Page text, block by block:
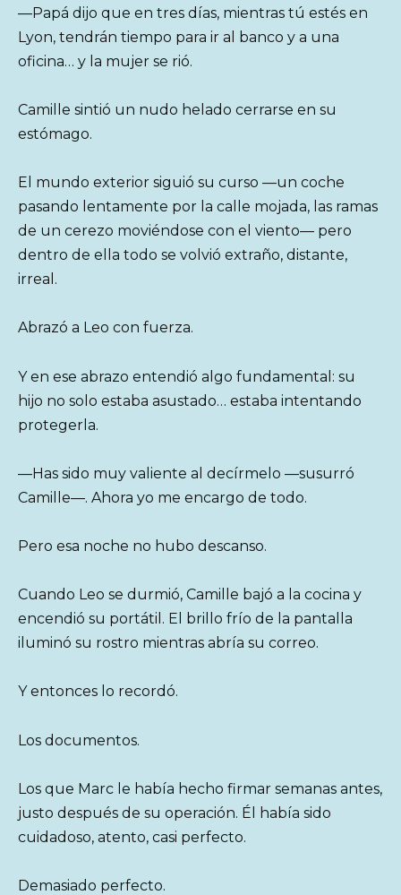
—Papá dijo que en tres días, mientras tú estés en
Lyon, tendrán tiempo para ir al banco y a una
oficina… y la mujer se rió.
Camille sintió un nudo helado cerrarse en su
estómago.
El mundo exterior siguió su curso —un coche
pasando lentamente por la calle mojada, las ramas
de un cerezo moviéndose con el viento— pero
dentro de ella todo se volvió extraño, distante,
irreal.
Abrazó a Leo con fuerza.
Y en ese abrazo entendió algo fundamental: su
hijo no solo estaba asustado… estaba intentando
protegerla.
—Has sido muy valiente al decírmelo —susurró
Camille—. Ahora yo me encargo de todo.
Pero esa noche no hubo descanso.
Cuando Leo se durmió, Camille bajó a la cocina y
encendió su portátil. El brillo frío de la pantalla
iluminó su rostro mientras abría su correo.
Y entonces lo recordó.
Los documentos.
Los que Marc le había hecho firmar semanas antes,
justo después de su operación. Él había sido
cuidadoso, atento, casi perfecto.
Demasiado perfecto.